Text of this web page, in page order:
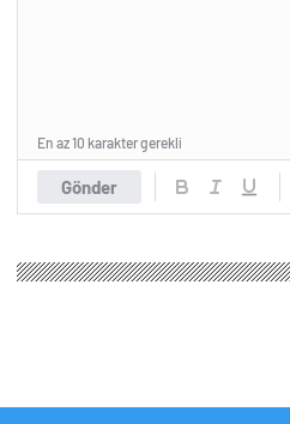
Gönder
En az 10 karakter gerekli